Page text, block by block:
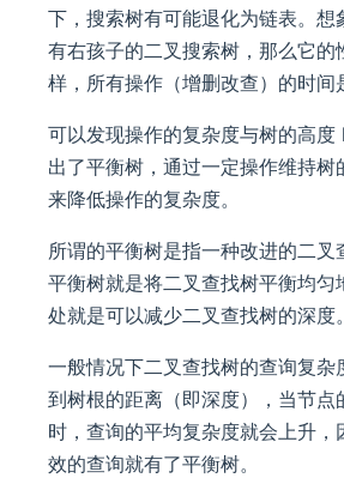
下，搜索树有可能退化为链表。想
有右孩子的二叉搜索树，那么它的
样，所有操作（增删改查）的时间
可以发现操作的复杂度与树的高度
出了平衡树，通过一定操作维持树
来降低操作的复杂度。
所谓的平衡树是指一种改进的二叉
平衡树就是将二叉查找树平衡均匀
处就是可以减少二叉查找树的深度。
一般情况下二叉查找树的查询复杂
到树根的距离（即深度），当节点
时，查询的平均复杂度就会上升，
效的查询就有了平衡树。